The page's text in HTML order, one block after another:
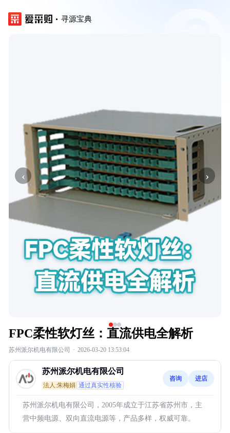
寻源宝典
‹ ›
FPC柔性软灯丝：直流供电全解析
苏州派尔机电有限公司 · 2026-03-20 13:53:04
苏州派尔机电有限公司
法人:朱梅娟 通过真实性核验
咨询 进店
苏州派尔机电有限公司，2005年成立于江苏省苏州市，主
营中频电源、双向直流电源等，产品多样，权威可靠。